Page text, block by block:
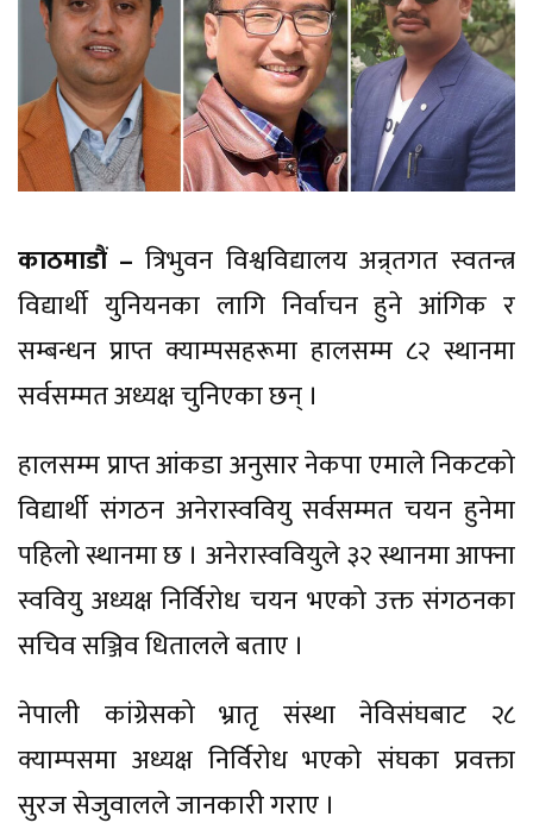
काठमाडौं – त्रिभुवन विश्वविद्यालय अन्र्तगत स्वतन्त्र
विद्यार्थी युनियनका लागि निर्वाचन हुने आंगिक र
सम्बन्धन प्राप्त क्याम्पसहरूमा हालसम्म ८२ स्थानमा
सर्वसम्मत अध्यक्ष चुनिएका छन् ।
हालसम्म प्राप्त आंकडा अनुसार नेकपा एमाले निकटको
विद्यार्थी संगठन अनेरास्ववियु सर्वसम्मत चयन हुनेमा
पहिलो स्थानमा छ । अनेरास्ववियुले ३२ स्थानमा आफ्ना
स्ववियु अध्यक्ष निर्विरोध चयन भएको उक्त संगठनका
सचिव सञ्जिव धितालले बताए ।
नेपाली कांग्रेसको भ्रातृ संस्था नेविसंघबाट २८
क्याम्पसमा अध्यक्ष निर्विरोध भएको संघका प्रवक्ता
सुरज सेजुवालले जानकारी गराए ।